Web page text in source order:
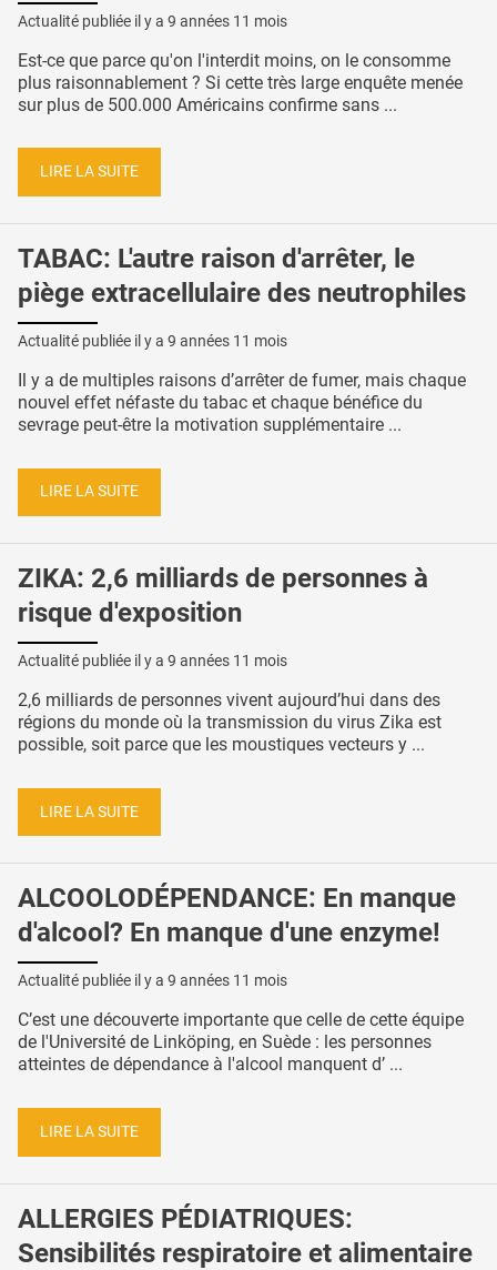
Actualité publiée il y a 9 années 11 mois
Est-ce que parce qu'on l'interdit moins, on le consomme
plus raisonnablement ? Si cette très large enquête menée
sur plus de 500.000 Américains confirme sans ...
LIRE LA SUITE
TABAC: L'autre raison d'arrêter, le
piège extracellulaire des neutrophiles
Actualité publiée il y a 9 années 11 mois
Il y a de multiples raisons d’arrêter de fumer, mais chaque
nouvel effet néfaste du tabac et chaque bénéfice du
sevrage peut-être la motivation supplémentaire ...
LIRE LA SUITE
ZIKA: 2,6 milliards de personnes à
risque d'exposition
Actualité publiée il y a 9 années 11 mois
2,6 milliards de personnes vivent aujourd’hui dans des
régions du monde où la transmission du virus Zika est
possible, soit parce que les moustiques vecteurs y ...
LIRE LA SUITE
ALCOOLODÉPENDANCE: En manque
d'alcool? En manque d'une enzyme!
Actualité publiée il y a 9 années 11 mois
C’est une découverte importante que celle de cette équipe
de l'Université de Linköping, en Suède : les personnes
atteintes de dépendance à l'alcool manquent d’ ...
LIRE LA SUITE
ALLERGIES PÉDIATRIQUES:
Sensibilités respiratoire et alimentaire